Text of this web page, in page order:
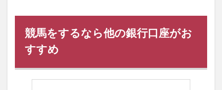
競馬をするなら他の銀行口座がお
すすめ